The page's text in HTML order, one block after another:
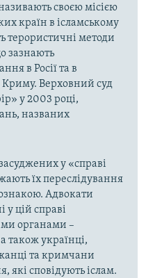
своєю місією
країн в ісламському
терористичні методи
зазнають
в Росії та в
Криму. Верховний суд
у 2003 році,
названих
у «справі
їх переслідування
Адвокати
у цій справі
органами –
також українці,
та кримчани
які сповідують іслам.